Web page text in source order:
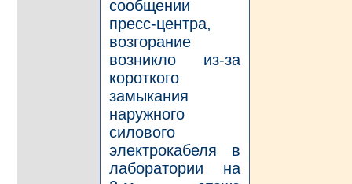
сообщении
пресс-центра,
возгорание
возникло из-за
короткого
замыкания
наружного
силового
электрокабеля в
лаборатории на